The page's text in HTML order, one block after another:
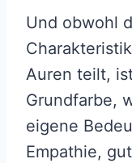
Und obwohl
Auren teilt,
Grundfarbe,
eigene
Empathie,